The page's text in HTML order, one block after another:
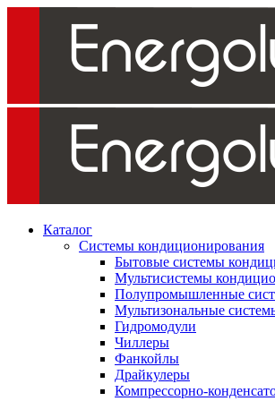
Каталог
Системы кондиционирования
Бытовые системы
Мультисистемы
Полупромышленные
Мультизональные
Гидромодули
Чиллеры
Фанкойлы
Драйкулеры
Компрессорно-